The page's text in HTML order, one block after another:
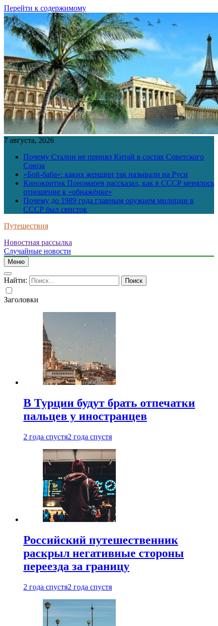
Перейти к содержимому
7 августа, 2026
Почему Сталин не принял Китай в состав Советского
Союза
«Бой-баба»: каких женщин так называли на Руси
Кинокритик Пономарев рассказал, как в СССР менялось
отношение к «обнажёнке»
Почему до 1989 года главным оружием милиции в
СССР был свисток
Путешествия
Новостная рассылка
Случайные новости
Меню
Найти:
Заголовки
В Турции будут брать отпечатки
пальцев у иностранцев
2 года спустя2 года спустя
Российский путешественник
раскрыл негативные стороны
переезда за границу
2 года спустя2 года спустя